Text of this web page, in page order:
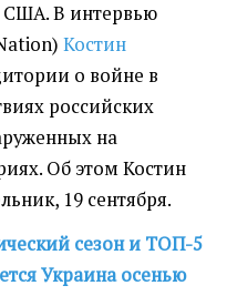
США. В интервью
Костин
о войне в
российских
на
Об этом Костин
19 сентября.
сезон и ТОП-5
Украина осенью